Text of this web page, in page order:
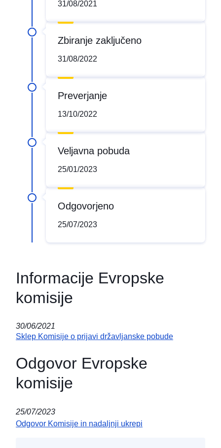
31/08/2021
Zbiranje zaključeno
31/08/2022
Preverjanje
13/10/2022
Veljavna pobuda
25/01/2023
Odgovorjeno
25/07/2023
Informacije Evropske
komisije
30/06/2021
Sklep Komisije o prijavi državljanske pobude
Odgovor Evropske
komisije
25/07/2023
Odgovor Komisije in nadaljnji ukrepi